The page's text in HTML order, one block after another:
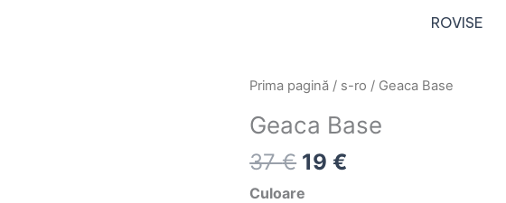
ROVISE
Prima pagină / s-ro / Geaca Base
Geaca Base
37€
Prețul
a
fost:
37 €.
19€
Prețul
este:
Culoare
Cantitate
Base